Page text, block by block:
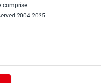
comprise.
2004-2025